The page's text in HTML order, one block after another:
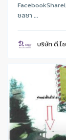
ชลชา ...
บริษัท ดี.ไ